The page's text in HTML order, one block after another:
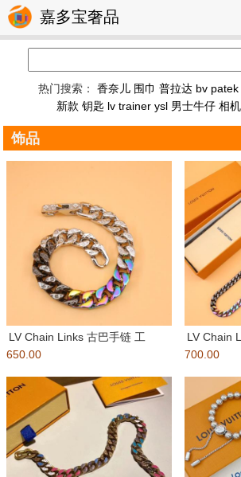
嘉多宝奢品
热门搜索：香奈儿 围巾 普拉达 bv
新款 钥匙 lv trainer ysl 男士牛仔 相
饰品
LV Chain Links 古巴手链 工
厂??直销批：
650.00
LV Chain
厂??直销
700.00